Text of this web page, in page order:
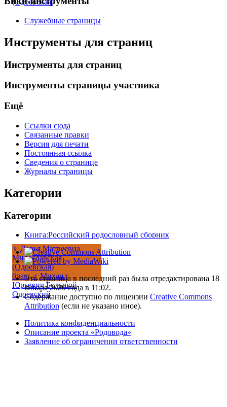
(Одоевская)
♀ Дарья Матвеевна
Милославская
(Одоевская)
брак:♂ Михаил
Юрьевич Большой
Одоевский
Служебные страницы
Инструменты для страниц
Инструменты для страниц
Инструменты страницы участника
Ещё
Ссылки сюда
Связанные правки
Версия для печати
Постоянная ссылка
Сведения о странице
Журналы страницы
Категории
Категории
Книга:Российский родословный сборник
Эта страница в последний раз была отредактирована 18
января 2020 года в 11:02.
Содержание доступно по лицензии Creative Commons
Attribution (если не указано иное).
Политика конфиденциальности
Описание проекта «Родовода»
Заявление об ограничении ответственности